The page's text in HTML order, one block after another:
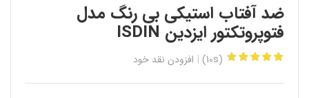
ضد آفتاب استیکی بی رنگ مدل
فتوپروتکتور ایزدین ISDIN
(10s) افزودن نقد خود